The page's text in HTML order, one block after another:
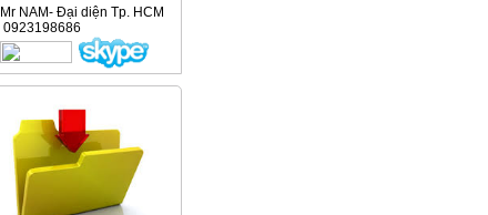
Mr NAM- Đại diện Tp. HCM
0923198686